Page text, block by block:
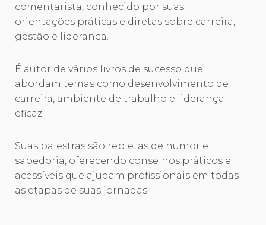
comentarista, conhecido por suas
orientações práticas e diretas sobre carreira,
gestão e liderança.
É autor de vários livros de sucesso que
abordam temas como desenvolvimento de
carreira, ambiente de trabalho e liderança
eficaz.
Suas palestras são repletas de humor e
sabedoria, oferecendo conselhos práticos e
acessíveis que ajudam profissionais em todas
as etapas de suas jornadas.